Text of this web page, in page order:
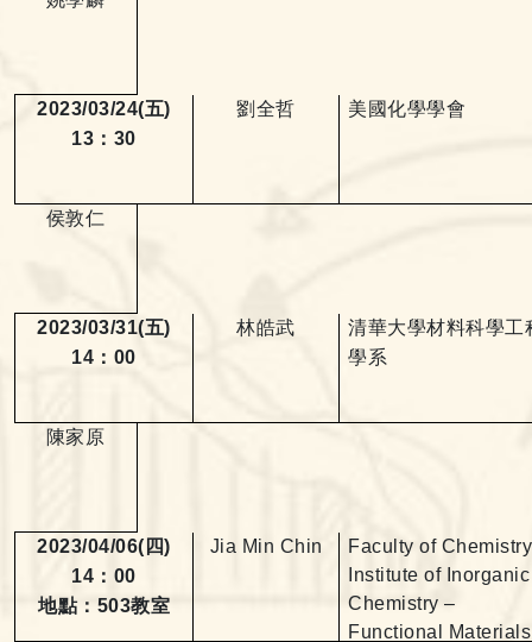
2023/03/24(五)
13 ： 30
劉全哲 美國化學學會
侯敦仁
2023/03/31(五)
14 ： 00
林皓武
清華大學材料科學工
學系
陳家原
2023/04/06( 四)
14 ： 00
地點： 503教室
Jia Min Chin
Faculty of
Institute of Inorganic
Chemistry –
Functional